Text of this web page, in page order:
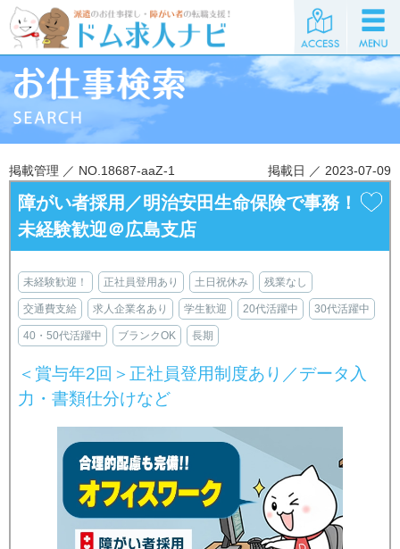
掲載管理 ／ NO.18687-aaZ-1 掲載日 ／ 2023-07-09
障がい者採用／明治安田生命保険で事務！
未経験歓迎＠広島支店
未経験歓迎！ 正社員登用あり 土日祝休み 残業なし
交通費支給 求人企業名あり 学生歓迎 20代活躍中 30代活躍中
40・50代活躍中 ブランクOK 長期
＜賞与年2回＞正社員登用制度あり／データ入
力・書類仕分けなど